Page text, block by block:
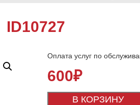
ID10727
Оплата услуг по
600₽
В КОРЗИНУ